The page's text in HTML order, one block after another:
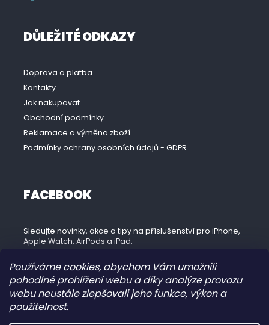
Používáme cookies, abychom Vám umožnili
pohodlné prohlížení webu a díky analýze provozu
webu neustále zlepšovali jeho funkce, výkon a
použitelnost.
DŮLEŽITÉ ODKAZY
Doprava a platba
Kontakty
Jak nakupovat
Obchodní podmínky
Reklamace a výměna zboží
Podmínky ochrany osobních údajů - GDPR
FACEBOOK
Sledujte novinky, akce a tipy na příslušenství pro iPhone,
Apple Watch, AirPods a iPad.